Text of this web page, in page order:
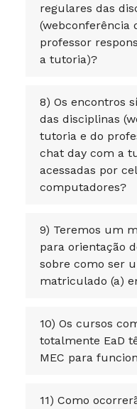
regulares das
(webconferência
professor
a tutoria)?
8) Os encontros
das disciplinas
tutoria e do
chat day com a
acessadas por
computadores?
9) Teremos um
para orientação
sobre como ser
matriculado (a)
10) Os cursos
totalmente EaD
MEC para
11) Como